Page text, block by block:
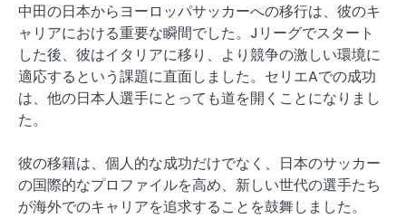
中田の日本からヨーロッパサッカーへの移行は、彼のキ
ャリアにおける重要な瞬間でした。Jリーグでスタート
した後、彼はイタリアに移り、より競争の激しい環境に
適応するという課題に直面しました。セリエAでの成功
は、他の日本人選手にとっても道を開くことになりまし
た。
彼の移籍は、個人的な成功だけでなく、日本のサッカー
の国際的なプロファイルを高め、新しい世代の選手たち
が海外でのキャリアを追求することを鼓舞しました。